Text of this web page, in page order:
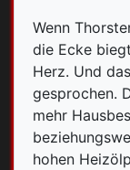
Wenn
die Ecke
Herz. Und
gesprochen.
mehr
hohen